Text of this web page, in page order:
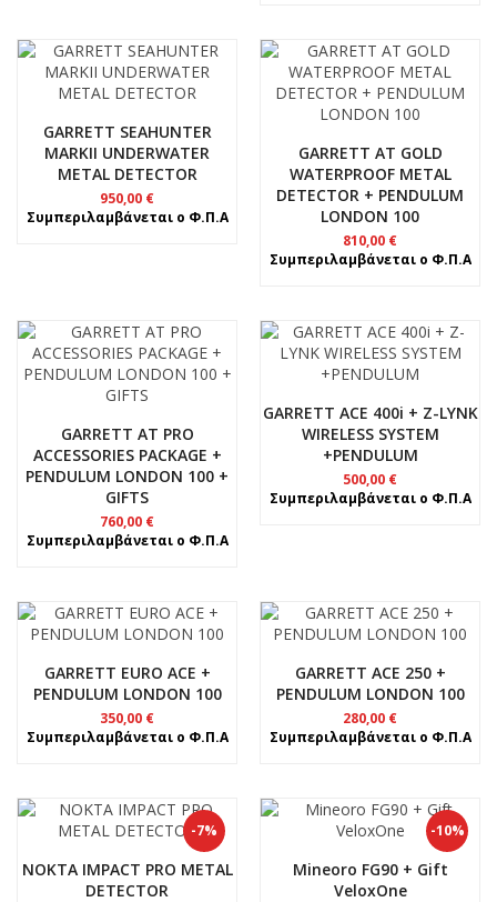
GARRETT SEAHUNTER
MARKII UNDERWATER
METAL DETECTOR
950,00 €
Συμπεριλαμβάνεται ο Φ.Π.Α
GARRETT AT GOLD
WATERPROOF METAL
DETECTOR + PENDULUM
LONDON 100
810,00 €
Συμπεριλαμβάνεται ο Φ.Π.Α
GARRETT AT PRO
ACCESSORIES PACKAGE +
PENDULUM LONDON 100 +
GIFTS
760,00 €
Συμπεριλαμβάνεται ο Φ.Π.Α
GARRETT ACE 400i + Z-LYNK
WIRELESS SYSTEM
+PENDULUM
500,00 €
Συμπεριλαμβάνεται ο Φ.Π.Α
GARRETT EURO ACE +
PENDULUM LONDON 100
350,00 €
Συμπεριλαμβάνεται ο Φ.Π.Α
GARRETT ACE 250 +
PENDULUM LONDON 100
280,00 €
Συμπεριλαμβάνεται ο Φ.Π.Α
-7%
NOKTA IMPACT PRO METAL
DETECTOR
-10%
Mineoro FG90 + Gift
VeloxOne